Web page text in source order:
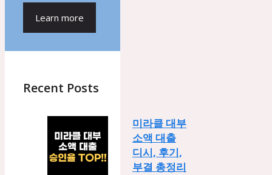
Learn more
Recent Posts
미라클 대부
소액 대출
디시, 후기,
부결 총정리